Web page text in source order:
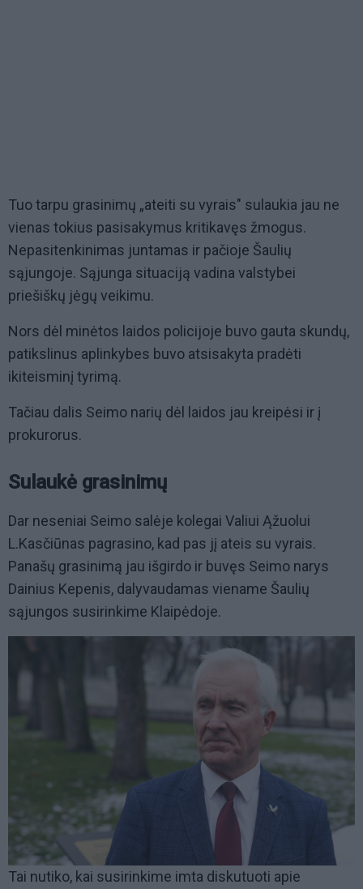
Tuo tarpu grasinimų „ateiti su vyrais" sulaukia jau ne
vienas tokius pasisakymus kritikavęs žmogus.
Nepasitenkinimas juntamas ir pačioje Šaulių
sąjungoje. Sąjunga situaciją vadina valstybei
priešiškų jėgų veikimu.
Nors dėl minėtos laidos policijoje buvo gauta skundų,
patikslinus aplinkybes buvo atsisakyta pradėti
ikiteisminį tyrimą.
Tačiau dalis Seimo narių dėl laidos jau kreipėsi ir į
prokurorus.
Sulaukė grasinimų
Dar neseniai Seimo salėje kolegai Valiui Ąžuolui
L.Kasčiūnas pagrasino, kad pas jį ateis su vyrais.
Panašų grasinimą jau išgirdo ir buvęs Seimo narys
Dainius Kepenis, dalyvaudamas viename Šaulių
sąjungos susirinkime Klaipėdoje.
Tai nutiko, kai susirinkime imta diskutuoti apie